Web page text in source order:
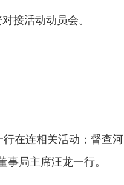
接活动动员会。
在连相关活动；督查河
局主席汪龙一行。